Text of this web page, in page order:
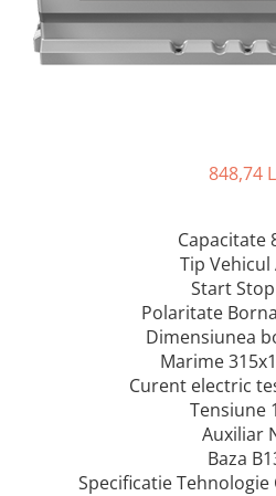
848,74
Capacitate
Tip Vehicul
Start
Polaritate
Dimensiunea
Marime
Curent electric
Tensiune
Auxiliar
Baza
Specificatie Tehnologie